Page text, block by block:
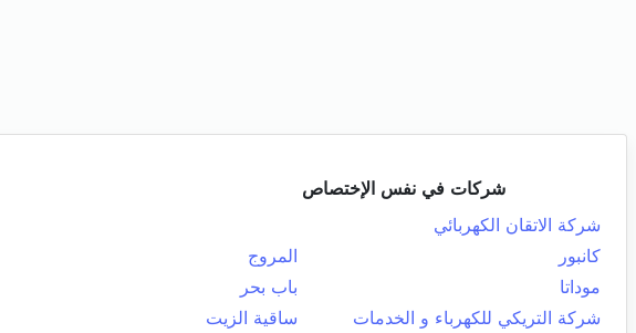
شركات في نفس الإختصاص
شركة الاتقان الكهربائي
كانبور
المروج
موداتا
باب بحر
شركة التريكي للكهرباء و الخدمات
ساقية الزيت